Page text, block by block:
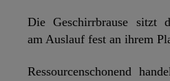
Die Geschirrbrause sitzt
am Auslauf fest an ihrem
Ressourcenschonend